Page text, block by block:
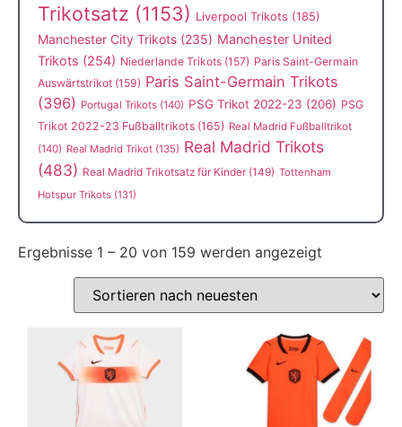
Trikotsatz (1153) Liverpool Trikots (185)
Manchester City Trikots (235) Manchester United
Trikots (254) Niederlande Trikots (157) Paris Saint-Germain
Auswärtstrikot (159) Paris Saint-Germain Trikots
(396) Portugal Trikots (140) PSG Trikot 2022-23 (206) PSG
Trikot 2022-23 Fußballtrikots (165) Real Madrid Fußballtrikot
(140) Real Madrid Trikot (135) Real Madrid Trikots
(483) Real Madrid Trikotsatz für Kinder (149) Tottenham
Hotspur Trikots (131)
Ergebnisse 1 – 20 von 159 werden angezeigt